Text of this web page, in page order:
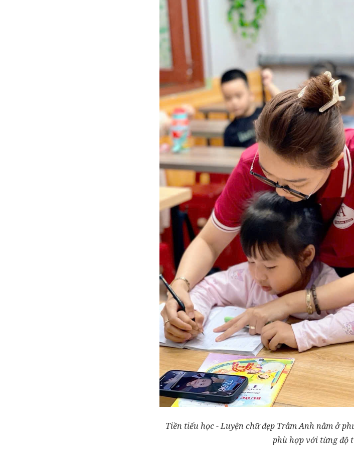
Tiền tiểu học - Luyện chữ đẹp Trâm Anh nằm ở
phù hợp với từng độ